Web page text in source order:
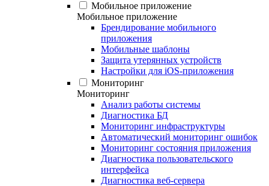
Мобильное приложение
Мобильное приложение
Брендирование мобильного
приложения
Мобильные шаблоны
Защита утерянных устройств
Настройки для iOS-приложения
Мониторинг
Мониторинг
Анализ работы системы
Диагностика БД
Мониторинг инфраструктуры
Автоматический мониторинг ошибок
Мониторинг состояния приложения
Диагностика пользовательского
интерфейса
Диагностика веб-сервера